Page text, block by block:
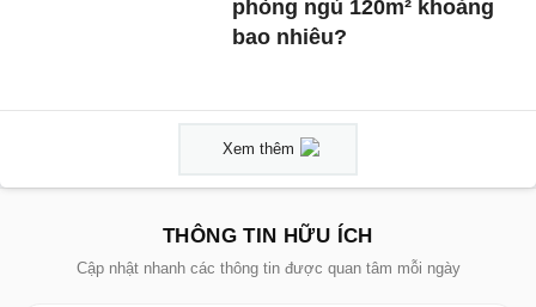
phòng ngủ 120m² khoảng
bao nhiêu?
Xem thêm
THÔNG TIN HỮU ÍCH
Cập nhật nhanh các thông tin được quan tâm mỗi ngày